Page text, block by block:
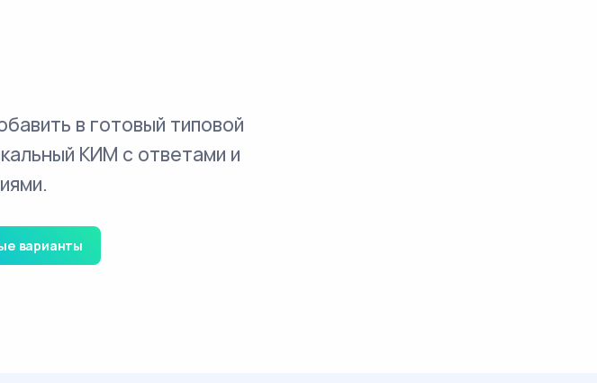
в готовый типовой
КИМ с ответами и
варианты